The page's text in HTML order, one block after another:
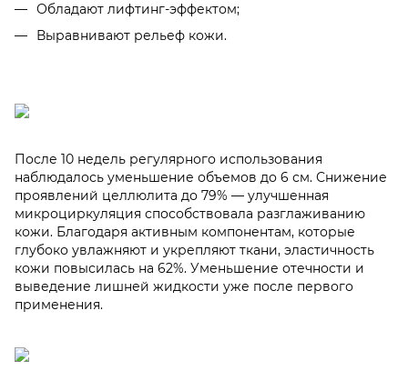
Обладают лифтинг-эффектом;
Выравнивают рельеф кожи.
После 10 недель регулярного использования
наблюдалось уменьшение объемов до 6 см. Снижение
проявлений целлюлита до 79% — улучшенная
микроциркуляция способствовала разглаживанию
кожи. Благодаря активным компонентам, которые
глубоко увлажняют и укрепляют ткани, эластичность
кожи повысилась на 62%. Уменьшение отечности и
выведение лишней жидкости уже после первого
применения.